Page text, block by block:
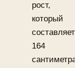
рост,
который
составляет
164